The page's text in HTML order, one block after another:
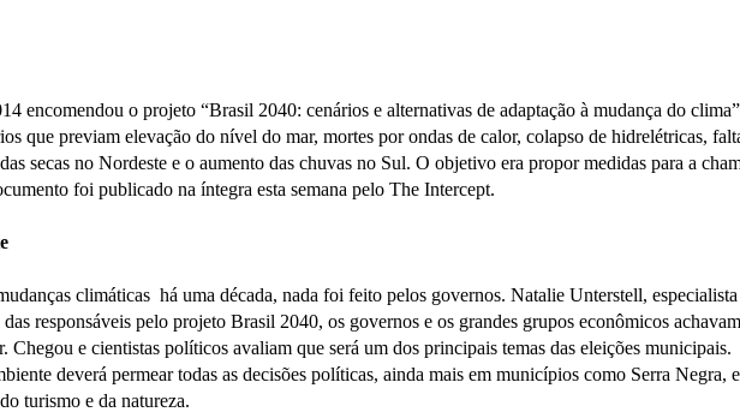
encomendou o projeto “Brasil 2040: cenários e alternativas de adaptação à mudança do
que previam elevação do nível do mar, mortes por ondas de calor, colapso de hidrelétricas,
secas no Nordeste e o aumento das chuvas no Sul. O objetivo era propor medidas para a
foi publicado na íntegra esta semana pelo The Intercept.
climáticas há uma década, nada foi feito pelos governos. Natalie Unterstell,
responsáveis pelo projeto Brasil 2040, os governos e os grandes grupos econômicos
Chegou e cientistas políticos avaliam que será um dos principais temas das eleições municipais.
deverá permear todas as decisões políticas, ainda mais em municípios como Serra Negra,
turismo e da natureza.